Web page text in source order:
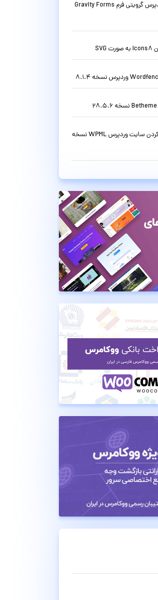
افزونه فرم ساز حرفه ای وردپرس گرویتی فرم Gravity Forms
افزونه قدرتمند چند زبانه کردن سایت وردپرس WPML نسخه